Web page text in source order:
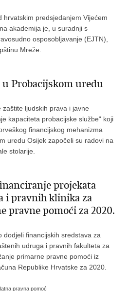
hrvatskim predsjedanjem Vijećem
akademija je, u suradnji s
osposobljavanje (EJTN),
Mreže.
Probacijskom uredu
zaštite ljudskih prava i javne
kapaciteta probacijske službe“ koji
financijskog mehanizma
uredu Osijek započeli su radovi na
stolarije.
projekata
i pravnih klinika za
pravne pomoći za 2020.
dodjeli financijskih sredstava za
udruga i pravnih fakulteta za
primarne pravne pomoći iz
Republike Hrvatske za 2020.
pravna pomoć